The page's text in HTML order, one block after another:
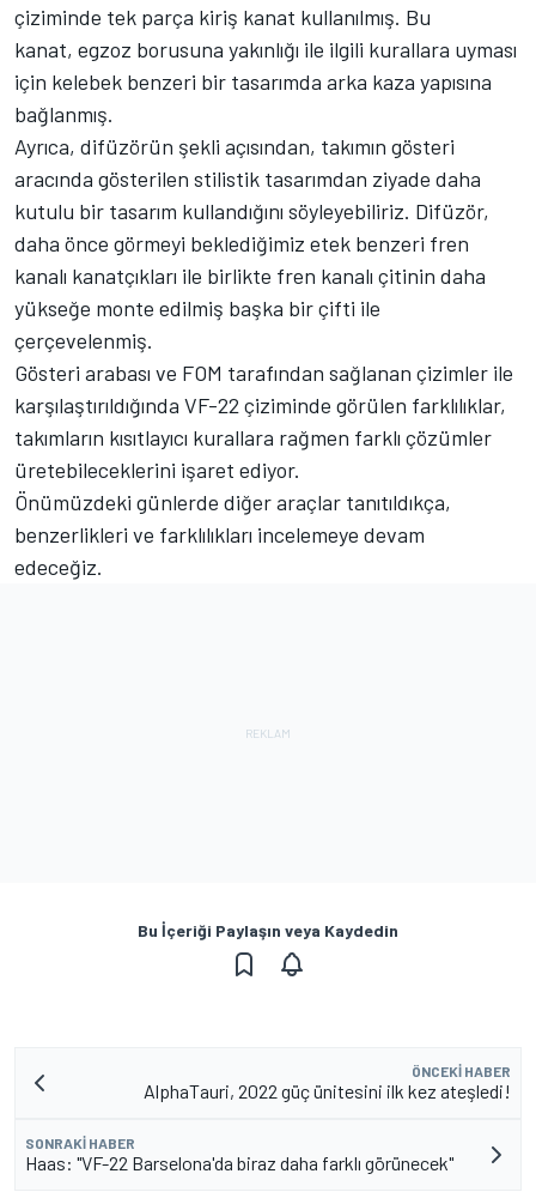
çiziminde tek parça kiriş kanat kullanılmış. Bu
kanat, egzoz borusuna yakınlığı ile ilgili kurallara uyması
için kelebek benzeri bir tasarımda arka kaza yapısına
bağlanmış.
Ayrıca, difüzörün şekli açısından, takımın gösteri
aracında gösterilen stilistik tasarımdan ziyade daha
kutulu bir tasarım kullandığını söyleyebiliriz. Difüzör,
daha önce görmeyi beklediğimiz etek benzeri fren
kanalı kanatçıkları ile birlikte fren kanalı çitinin daha
yükseğe monte edilmiş başka bir çifti ile
çerçevelenmiş.
Gösteri arabası ve FOM tarafından sağlanan çizimler ile
karşılaştırıldığında VF-22 çiziminde görülen farklılıklar,
takımların kısıtlayıcı kurallara rağmen farklı çözümler
üretebileceklerini işaret ediyor.
Önümüzdeki günlerde diğer araçlar tanıtıldıkça,
benzerlikleri ve farklılıkları incelemeye devam
edeceğiz.
Bu İçeriği Paylaşın veya Kaydedin
ÖNCEKI HABER
AlphaTauri, 2022 güç ünitesini ilk kez ateşledi!
SONRAKI HABER
Haas: "VF-22 Barselona'da biraz daha farklı görünecek"